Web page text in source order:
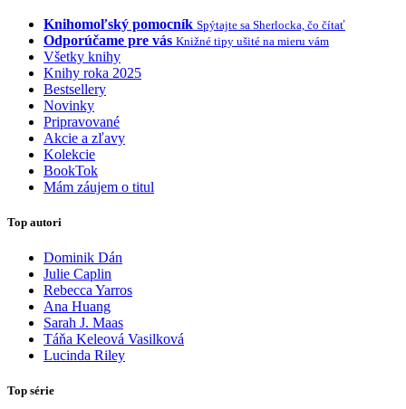
Knihomoľský pomocník Spýtajte sa Sherlocka, čo čítať
Odporúčame pre vás Knižné tipy ušité na mieru vám
Všetky knihy
Knihy roka 2025
Bestsellery
Novinky
Pripravované
Akcie a zľavy
Kolekcie
BookTok
Mám záujem o titul
Top autori
Dominik Dán
Julie Caplin
Rebecca Yarros
Ana Huang
Sarah J. Maas
Táňa Keleová Vasilková
Lucinda Riley
Top série